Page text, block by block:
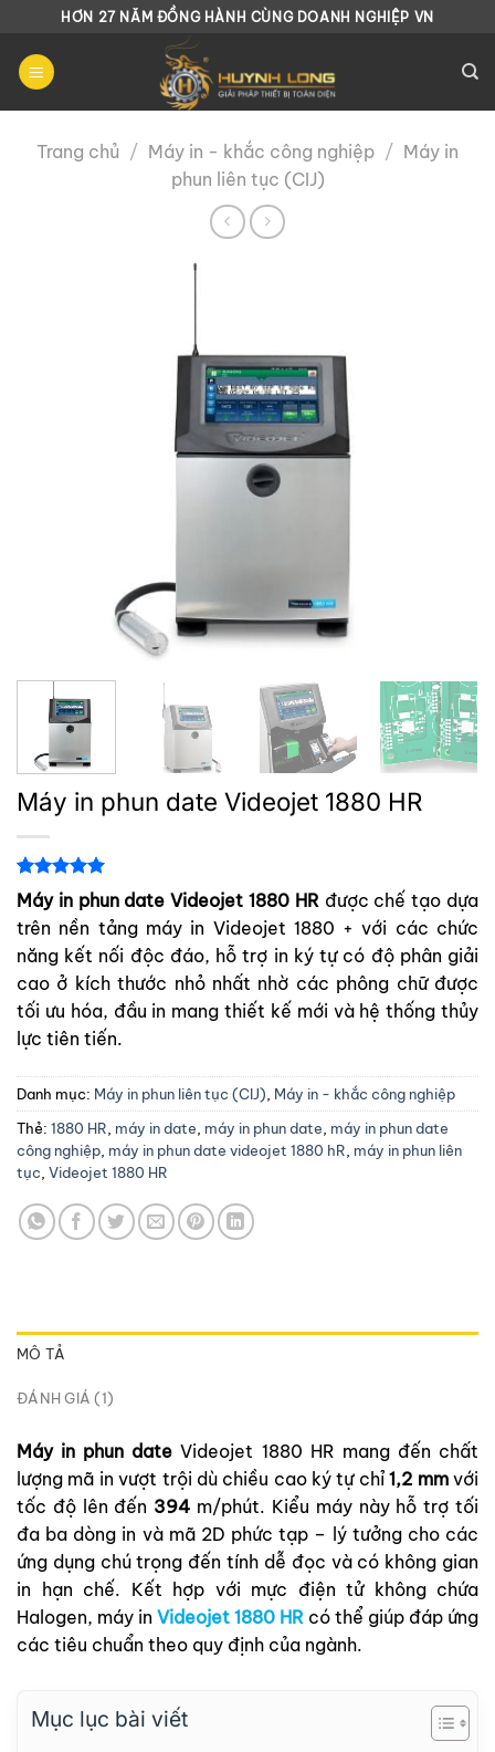
Chuyển
nội
dung
HƠN 27 NĂM ĐỒNG HÀNH CÙNG DOANH NGHIỆP VN
Trang chủ / Máy in - khắc công nghiệp / Máy in
phun liên tục (CIJ)
Máy in phun date Videojet 1880 HR
5.00
trên 5
dựa trên
1
đánh giá
Máy in phun date Videojet 1880 HRđược chế tạo dựa
trên nền tảng máy in Videojet 1880 + với các chức
năng kết nối độc đáo, hỗ trợ in ký tự có độ phân giải
cao ở kích thước nhỏ nhất nhờ các phông chữ được
tối ưu hóa, đầu in mang thiết kế mới và hệ thống thủy
lực tiên tiến.
Danh mục: Máy in phun liên tục (CIJ) Máy in - khắc công nghiệp
Thẻ: 1880 HR máy in date máy in phun date máy in phun date
công nghiệp máy in phun date videojet 1880 hR máy in phun liên
tục Videojet 1880 HR
MÔ TẢ
ĐÁNH GIÁ (1)
Máy in phun dateVideojet 1880 HR mang đến chất
lượng mã in vượt trội dù chiều cao ký tự chỉ1,2 mmvới
tốc độ lên đến 394 m/phút. Kiểu máy này hỗ trợ tối
đa ba dòng in và mã 2D phức tạp – lý tưởng cho các
ứng dụng chú trọng đến tính dễ đọc và có không gian
in hạn chế. Kết hợp với mực điện tử không chứa
Halogen, máy in Videojet 1880 HR có thể giúp đáp ứng
các tiêu chuẩn theo quy định của ngành.
Mục lục bài viết